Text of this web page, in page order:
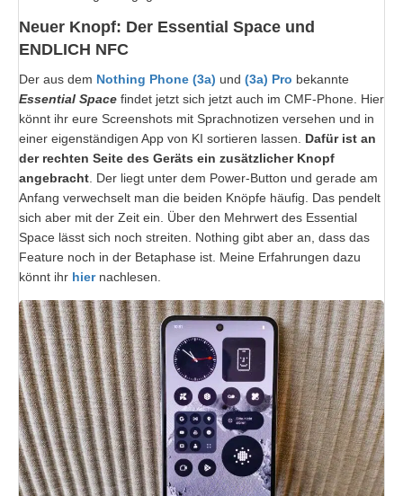
Neuer Knopf: Der Essential Space und
ENDLICH NFC
Der aus dem Nothing Phone (3a) und (3a) Pro bekannte
Essential Space findet jetzt sich jetzt auch im CMF-Phone. Hier
könnt ihr eure Screenshots mit Sprachnotizen versehen und in
einer eigenständigen App von KI sortieren lassen. Dafür ist an
der rechten Seite des Geräts ein zusätzlicher Knopf
angebracht . Der liegt unter dem Power-Button und gerade am
Anfang verwechselt man die beiden Knöpfe häufig. Das pendelt
sich aber mit der Zeit ein. Über den Mehrwert des Essential
Space lässt sich noch streiten. Nothing gibt aber an, dass das
Feature noch in der Betaphase ist. Meine Erfahrungen dazu
könnt ihr hiernachlesen.